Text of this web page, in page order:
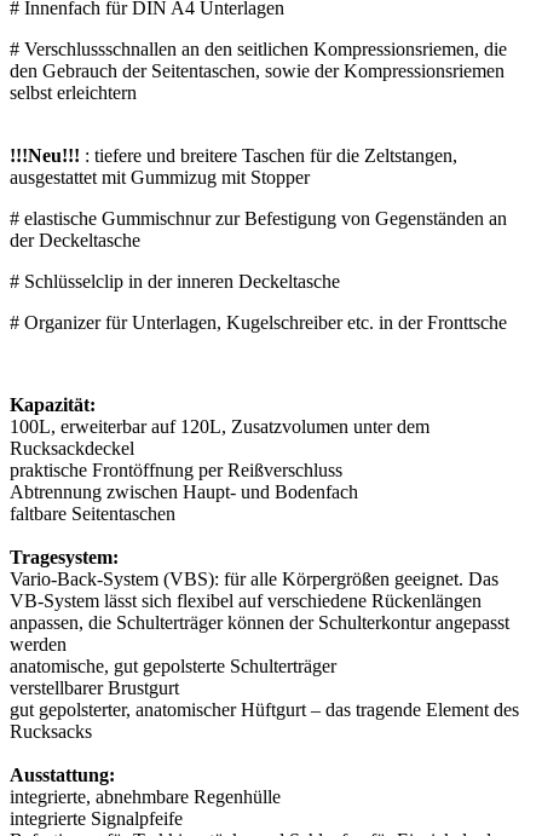
# Innenfach für DIN A4 Unterlagen
# Verschlussschnallen an den seitlichen Kompressionsriemen, die
den Gebrauch der Seitentaschen, sowie der Kompressionsriemen
selbst erleichtern
!!!Neu!!! : tiefere und breitere Taschen für die Zeltstangen,
ausgestattet mit Gummizug mit Stopper
# elastische Gummischnur zur Befestigung von Gegenständen an
der Deckeltasche
# Schlüsselclip in der inneren Deckeltasche
# Organizer für Unterlagen, Kugelschreiber etc. in der Fronttsche
Kapazität:
100L, erweiterbar auf 120L, Zusatzvolumen unter dem
Rucksackdeckel
praktische Frontöffnung per Reißverschluss
Abtrennung zwischen Haupt- und Bodenfach
faltbare Seitentaschen
Tragesystem:
Vario-Back-System (VBS): für alle Körpergrößen geeignet. Das
VB-System lässt sich flexibel auf verschiedene Rückenlängen
anpassen, die Schulterträger können der Schulterkontur angepasst
werden
anatomische, gut gepolsterte Schulterträger
verstellbarer Brustgurt
gut gepolsterter, anatomischer Hüftgurt – das tragende Element des
Rucksacks
Ausstattung:
integrierte, abnehmbare Regenhülle
integrierte Signalpfeife